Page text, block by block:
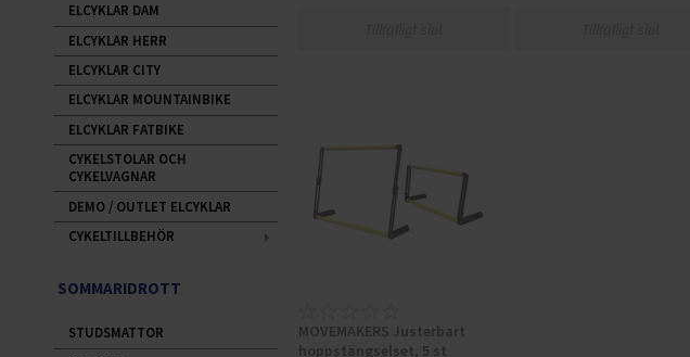
MOVEMAKERS Justerbart
hoppstängselset, 5 st
ELCYKLAR DAM
ELCYKLAR HERR
ELCYKLAR CITY
ELCYKLAR MOUNTAINBIKE
ELCYKLAR FATBIKE
CYKELSTOLAR OCH
CYKELVAGNAR
DEMO / OUTLET ELCYKLAR
CYKELTILLBEHÖR
SOMMARIDROTT
STUDSMATTOR